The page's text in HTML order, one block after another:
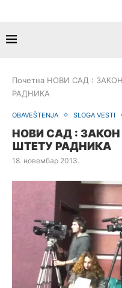
Почетна НОВИ САД :
РАДНИКА
OBAVEŠTENJA SLOGA VESTI
НОВИ САД :
ШТЕТУ РАДНИКА
18. новембар 2013.